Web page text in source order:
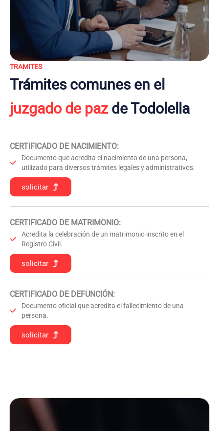
TRAMITES
Trámites comunes en el
juzgado de pazde Todolella
CERTIFICADO DE NACIMIENTO:
Documento que acredita el nacimiento de una persona,
utilizado para diversos trámites legales y administrativos.
solicitar
CERTIFICADO DE MATRIMONIO:
Acredita la celebración de un matrimonio inscrito en el
Registro Civil.
solicitar
CERTIFICADO DE DEFUNCIÓN:
Documento oficial que acredita el fallecimiento de una
persona.
solicitar